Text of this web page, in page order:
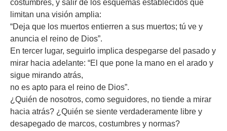
costumbres, y salir de los esquemas establecidos que
limitan una visión amplia:
“Deja que los muertos entierren a sus muertos; tú ve y
anuncia el reino de Dios”.
En tercer lugar, seguirlo implica despegarse del pasado y
mirar hacia adelante: “El que pone la mano en el arado y
sigue mirando atrás,
no es apto para el reino de Dios”.
¿Quién de nosotros, como seguidores, no tiende a mirar
hacia atrás? ¿Quién se siente verdaderamente libre y
desapegado de marcos, costumbres y normas?